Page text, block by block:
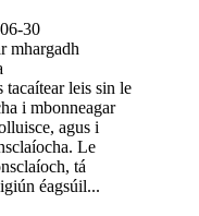
30
mhargadh
tacaítear leis sin le
i mbonneagar
agus i
Le
tá
éagsúil...